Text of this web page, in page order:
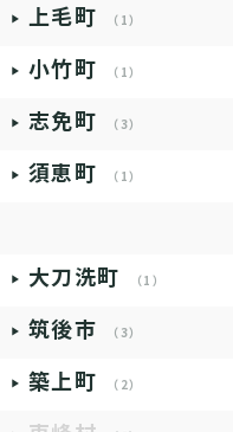
上毛町 （1）
小竹町 （1）
志免町 （3）
須恵町 （1）
大刀洗町 （1）
筑後市 （3）
築上町 （2）